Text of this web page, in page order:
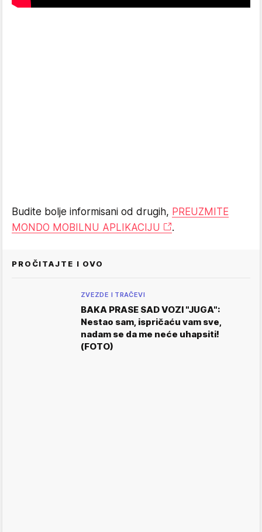
Budite bolje informisani od drugih, PREUZMITE
MONDO MOBILNU APLIKACIJU
.
PROČITAJTE I OVO
ZVEZDE I TRAČEVI
BAKA PRASE SAD VOZI "JUGA":
Nestao sam, ispričaću vam sve,
nadam se da me neće uhapsiti!
(FOTO)